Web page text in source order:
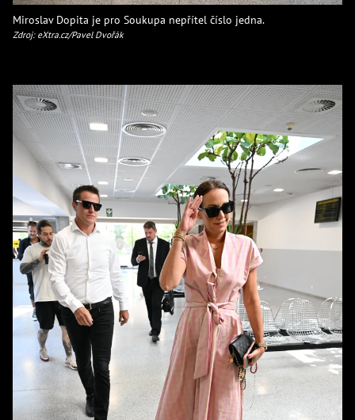
Miroslav Dopita je pro Soukupa nepřítel číslo jedna.
Zdroj: eXtra.cz/Pavel Dvořák